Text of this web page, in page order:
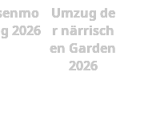
2026
Umzug de
r närrisch
en Garden
2026